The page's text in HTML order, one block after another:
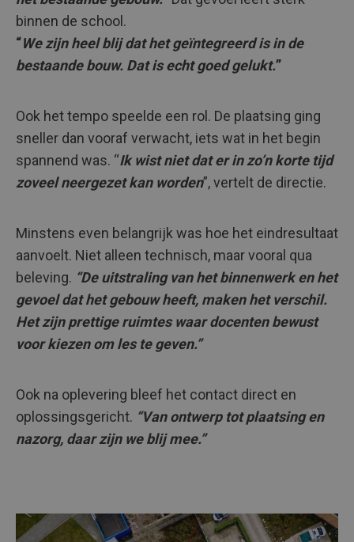
binnen de school.
“We zijn heel blij dat het geïntegreerd is in de
bestaande bouw. Dat is echt goed gelukt.”
Ook het tempo speelde een rol. De plaatsing ging
sneller dan vooraf verwacht, iets wat in het begin
spannend was. “Ik wist niet dat er in zo’n korte tijd
zoveel neergezet kan worden”, vertelt de directie.
Minstens even belangrijk was hoe het eindresultaat
aanvoelt. Niet alleen technisch, maar vooral qua
beleving. “De uitstraling van het binnenwerk en het
gevoel dat het gebouw heeft, maken het verschil.
Het zijn prettige ruimtes waar docenten bewust
voor kiezen om les te geven.”
Ook na oplevering bleef het contact direct en
oplossingsgericht. “Van ontwerp tot plaatsing en
nazorg, daar zijn we blij mee.”